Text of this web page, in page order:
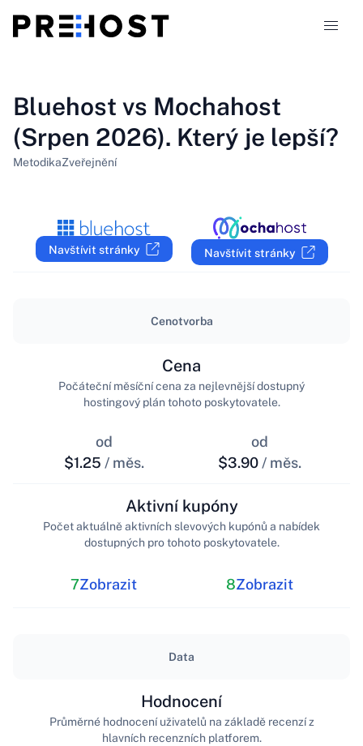
Srovnání
Bluehost vs Mochahost
(Srpen 2026). Který je lepší?
MetodikaZveřejnění
Navštívit stránky Navštívit stránky
Cenotvorba
od
$1.25 / měs.
Cena
Počáteční měsíční cena za nejlevnější dostupný
hostingový plán tohoto poskytovatele.
od
$3.90 / měs.
7Zobrazit
Aktivní kupóny
Počet aktuálně aktivních slevových kupónů a nabídek
dostupných pro tohoto poskytovatele.
8Zobrazit
Data
Hodnocení
Průměrné hodnocení uživatelů na základě recenzí z
hlavních recenzních platforem.